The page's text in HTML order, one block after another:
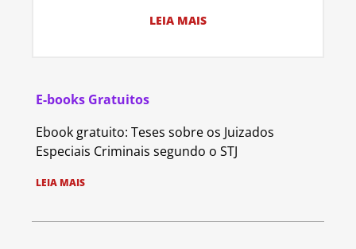
LEIA MAIS
E-books Gratuitos
Ebook gratuito: Teses sobre os Juizados
Especiais Criminais segundo o STJ
LEIA MAIS